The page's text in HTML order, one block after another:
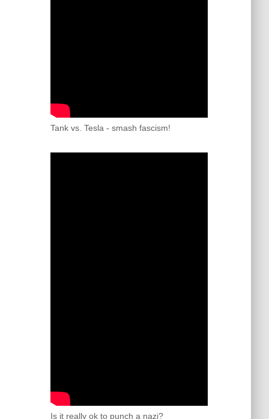
Tank vs. Tesla - smash fascism!
Is it really ok to punch a nazi?